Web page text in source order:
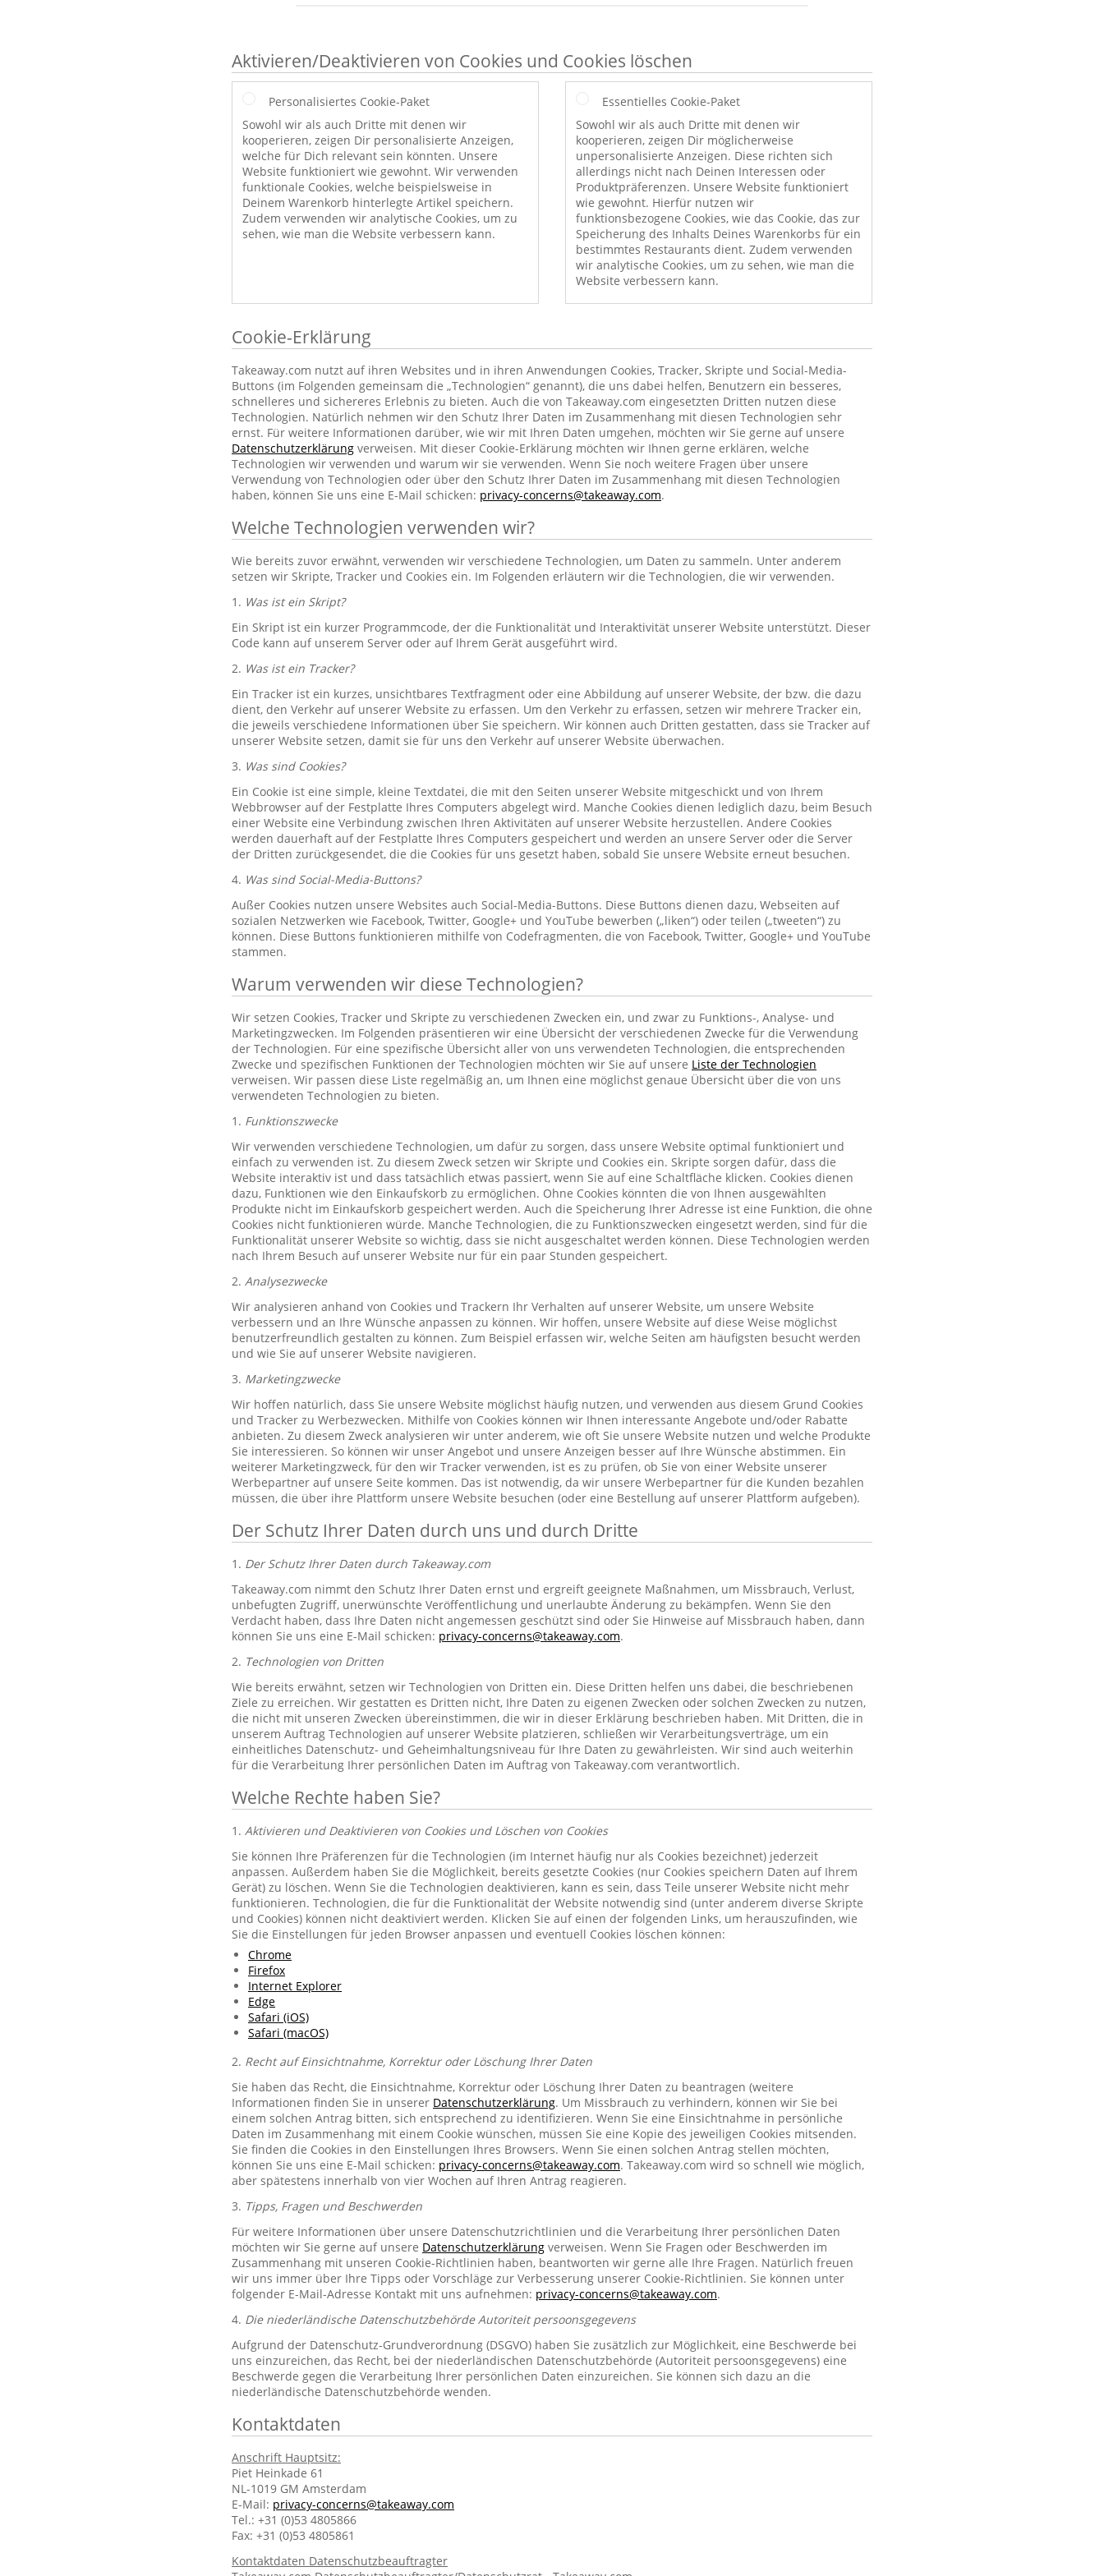
Aktivieren/Deaktivieren von Cookies und Cookies löschen
Personalisiertes Cookie-Paket
Sowohl wir als auch Dritte mit denen wir
kooperieren, zeigen Dir personalisierte Anzeigen,
welche für Dich relevant sein könnten. Unsere
Website funktioniert wie gewohnt. Wir verwenden
funktionale Cookies, welche beispielsweise in
Deinem Warenkorb hinterlegte Artikel speichern.
Zudem verwenden wir analytische Cookies, um zu
sehen, wie man die Website verbessern kann.
Essentielles Cookie-Paket
Sowohl wir als auch Dritte mit denen wir
kooperieren, zeigen Dir möglicherweise
unpersonalisierte Anzeigen. Diese richten sich
allerdings nicht nach Deinen Interessen oder
Produktpräferenzen. Unsere Website funktioniert
wie gewohnt. Hierfür nutzen wir
funktionsbezogene Cookies, wie das Cookie, das zur
Speicherung des Inhalts Deines Warenkorbs für ein
bestimmtes Restaurants dient. Zudem verwenden
wir analytische Cookies, um zu sehen, wie man die
Website verbessern kann.
Cookie-Erklärung
Takeaway.com nutzt auf ihren Websites und in ihren Anwendungen Cookies, Tracker, Skripte und Social-Media-
Buttons (im Folgenden gemeinsam die „Technologien“ genannt), die uns dabei helfen, Benutzern ein besseres,
schnelleres und sichereres Erlebnis zu bieten. Auch die von Takeaway.com eingesetzten Dritten nutzen diese
Technologien. Natürlich nehmen wir den Schutz Ihrer Daten im Zusammenhang mit diesen Technologien sehr
ernst. Für weitere Informationen darüber, wie wir mit Ihren Daten umgehen, möchten wir Sie gerne auf unsere
Datenschutzerklärung verweisen. Mit dieser Cookie-Erklärung möchten wir Ihnen gerne erklären, welche
Technologien wir verwenden und warum wir sie verwenden. Wenn Sie noch weitere Fragen über unsere
Verwendung von Technologien oder über den Schutz Ihrer Daten im Zusammenhang mit diesen Technologien
haben, können Sie uns eine E-Mail schicken: privacy-concerns@takeaway.com.
Welche Technologien verwenden wir?
Wie bereits zuvor erwähnt, verwenden wir verschiedene Technologien, um Daten zu sammeln. Unter anderem
setzen wir Skripte, Tracker und Cookies ein. Im Folgenden erläutern wir die Technologien, die wir verwenden.
1. Was ist ein Skript?
Ein Skript ist ein kurzer Programmcode, der die Funktionalität und Interaktivität unserer Website unterstützt. Dieser
Code kann auf unserem Server oder auf Ihrem Gerät ausgeführt wird.
2. Was ist ein Tracker?
Ein Tracker ist ein kurzes, unsichtbares Textfragment oder eine Abbildung auf unserer Website, der bzw. die dazu
dient, den Verkehr auf unserer Website zu erfassen. Um den Verkehr zu erfassen, setzen wir mehrere Tracker ein,
die jeweils verschiedene Informationen über Sie speichern. Wir können auch Dritten gestatten, dass sie Tracker auf
unserer Website setzen, damit sie für uns den Verkehr auf unserer Website überwachen.
3. Was sind Cookies?
Ein Cookie ist eine simple, kleine Textdatei, die mit den Seiten unserer Website mitgeschickt und von Ihrem
Webbrowser auf der Festplatte Ihres Computers abgelegt wird. Manche Cookies dienen lediglich dazu, beim Besuch
einer Website eine Verbindung zwischen Ihren Aktivitäten auf unserer Website herzustellen. Andere Cookies
werden dauerhaft auf der Festplatte Ihres Computers gespeichert und werden an unsere Server oder die Server
der Dritten zurückgesendet, die die Cookies für uns gesetzt haben, sobald Sie unsere Website erneut besuchen.
4. Was sind Social-Media-Buttons?
Außer Cookies nutzen unsere Websites auch Social-Media-Buttons. Diese Buttons dienen dazu, Webseiten auf
sozialen Netzwerken wie Facebook, Twitter, Google+ und YouTube bewerben („liken“) oder teilen („tweeten“) zu
können. Diese Buttons funktionieren mithilfe von Codefragmenten, die von Facebook, Twitter, Google+ und YouTube
stammen.
Warum verwenden wir diese Technologien?
Wir setzen Cookies, Tracker und Skripte zu verschiedenen Zwecken ein, und zwar zu Funktions-, Analyse- und
Marketingzwecken. Im Folgenden präsentieren wir eine Übersicht der verschiedenen Zwecke für die Verwendung
der Technologien. Für eine spezifische Übersicht aller von uns verwendeten Technologien, die entsprechenden
Zwecke und spezifischen Funktionen der Technologien möchten wir Sie auf unsere Liste der Technologien
verweisen. Wir passen diese Liste regelmäßig an, um Ihnen eine möglichst genaue Übersicht über die von uns
verwendeten Technologien zu bieten.
1. Funktionszwecke
Wir verwenden verschiedene Technologien, um dafür zu sorgen, dass unsere Website optimal funktioniert und
einfach zu verwenden ist. Zu diesem Zweck setzen wir Skripte und Cookies ein. Skripte sorgen dafür, dass die
Website interaktiv ist und dass tatsächlich etwas passiert, wenn Sie auf eine Schaltfläche klicken. Cookies dienen
dazu, Funktionen wie den Einkaufskorb zu ermöglichen. Ohne Cookies könnten die von Ihnen ausgewählten
Produkte nicht im Einkaufskorb gespeichert werden. Auch die Speicherung Ihrer Adresse ist eine Funktion, die ohne
Cookies nicht funktionieren würde. Manche Technologien, die zu Funktionszwecken eingesetzt werden, sind für die
Funktionalität unserer Website so wichtig, dass sie nicht ausgeschaltet werden können. Diese Technologien werden
nach Ihrem Besuch auf unserer Website nur für ein paar Stunden gespeichert.
2. Analysezwecke
Wir analysieren anhand von Cookies und Trackern Ihr Verhalten auf unserer Website, um unsere Website
verbessern und an Ihre Wünsche anpassen zu können. Wir hoffen, unsere Website auf diese Weise möglichst
benutzerfreundlich gestalten zu können. Zum Beispiel erfassen wir, welche Seiten am häufigsten besucht werden
und wie Sie auf unserer Website navigieren.
3. Marketingzwecke
Wir hoffen natürlich, dass Sie unsere Website möglichst häufig nutzen, und verwenden aus diesem Grund Cookies
und Tracker zu Werbezwecken. Mithilfe von Cookies können wir Ihnen interessante Angebote und/oder Rabatte
anbieten. Zu diesem Zweck analysieren wir unter anderem, wie oft Sie unsere Website nutzen und welche Produkte
Sie interessieren. So können wir unser Angebot und unsere Anzeigen besser auf Ihre Wünsche abstimmen. Ein
weiterer Marketingzweck, für den wir Tracker verwenden, ist es zu prüfen, ob Sie von einer Website unserer
Werbepartner auf unsere Seite kommen. Das ist notwendig, da wir unsere Werbepartner für die Kunden bezahlen
müssen, die über ihre Plattform unsere Website besuchen (oder eine Bestellung auf unserer Plattform aufgeben).
Der Schutz Ihrer Daten durch uns und durch Dritte
1. Der Schutz Ihrer Daten durch Takeaway.com
Takeaway.com nimmt den Schutz Ihrer Daten ernst und ergreift geeignete Maßnahmen, um Missbrauch, Verlust,
unbefugten Zugriff, unerwünschte Veröffentlichung und unerlaubte Änderung zu bekämpfen. Wenn Sie den
Verdacht haben, dass Ihre Daten nicht angemessen geschützt sind oder Sie Hinweise auf Missbrauch haben, dann
können Sie uns eine E-Mail schicken: privacy-concerns@takeaway.com.
2. Technologien von Dritten
Wie bereits erwähnt, setzen wir Technologien von Dritten ein. Diese Dritten helfen uns dabei, die beschriebenen
Ziele zu erreichen. Wir gestatten es Dritten nicht, Ihre Daten zu eigenen Zwecken oder solchen Zwecken zu nutzen,
die nicht mit unseren Zwecken übereinstimmen, die wir in dieser Erklärung beschrieben haben. Mit Dritten, die in
unserem Auftrag Technologien auf unserer Website platzieren, schließen wir Verarbeitungsverträge, um ein
einheitliches Datenschutz- und Geheimhaltungsniveau für Ihre Daten zu gewährleisten. Wir sind auch weiterhin
für die Verarbeitung Ihrer persönlichen Daten im Auftrag von Takeaway.com verantwortlich.
Welche Rechte haben Sie?
1. Aktivieren und Deaktivieren von Cookies und Löschen von Cookies
Sie können Ihre Präferenzen für die Technologien (im Internet häufig nur als Cookies bezeichnet) jederzeit
anpassen. Außerdem haben Sie die Möglichkeit, bereits gesetzte Cookies (nur Cookies speichern Daten auf Ihrem
Gerät) zu löschen. Wenn Sie die Technologien deaktivieren, kann es sein, dass Teile unserer Website nicht mehr
funktionieren. Technologien, die für die Funktionalität der Website notwendig sind (unter anderem diverse Skripte
und Cookies) können nicht deaktiviert werden. Klicken Sie auf einen der folgenden Links, um herauszufinden, wie
Sie die Einstellungen für jeden Browser anpassen und eventuell Cookies löschen können:
Chrome
Firefox
Internet Explorer
Edge
Safari (iOS)
Safari (macOS)
2. Recht auf Einsichtnahme, Korrektur oder Löschung Ihrer Daten
Sie haben das Recht, die Einsichtnahme, Korrektur oder Löschung Ihrer Daten zu beantragen (weitere
Informationen finden Sie in unserer Datenschutzerklärung. Um Missbrauch zu verhindern, können wir Sie bei
einem solchen Antrag bitten, sich entsprechend zu identifizieren. Wenn Sie eine Einsichtnahme in persönliche
Daten im Zusammenhang mit einem Cookie wünschen, müssen Sie eine Kopie des jeweiligen Cookies mitsenden.
Sie finden die Cookies in den Einstellungen Ihres Browsers. Wenn Sie einen solchen Antrag stellen möchten,
können Sie uns eine E-Mail schicken: privacy-concerns@takeaway.com. Takeaway.com wird so schnell wie möglich,
aber spätestens innerhalb von vier Wochen auf Ihren Antrag reagieren.
3. Tipps, Fragen und Beschwerden
Für weitere Informationen über unsere Datenschutzrichtlinien und die Verarbeitung Ihrer persönlichen Daten
möchten wir Sie gerne auf unsere Datenschutzerklärung verweisen. Wenn Sie Fragen oder Beschwerden im
Zusammenhang mit unseren Cookie-Richtlinien haben, beantworten wir gerne alle Ihre Fragen. Natürlich freuen
wir uns immer über Ihre Tipps oder Vorschläge zur Verbesserung unserer Cookie-Richtlinien. Sie können unter
folgender E-Mail-Adresse Kontakt mit uns aufnehmen: privacy-concerns@takeaway.com.
4. Die niederländische Datenschutzbehörde Autoriteit persoonsgegevens
Aufgrund der Datenschutz-Grundverordnung (DSGVO) haben Sie zusätzlich zur Möglichkeit, eine Beschwerde bei
uns einzureichen, das Recht, bei der niederländischen Datenschutzbehörde (Autoriteit persoonsgegevens) eine
Beschwerde gegen die Verarbeitung Ihrer persönlichen Daten einzureichen. Sie können sich dazu an die
niederländische Datenschutzbehörde wenden.
Kontaktdaten
Anschrift Hauptsitz:
Piet Heinkade 61
NL-1019 GM Amsterdam
E-Mail: privacy-concerns@takeaway.com
Tel.: +31 (0)53 4805866
Fax: +31 (0)53 4805861
Kontaktdaten Datenschutzbeauftragter